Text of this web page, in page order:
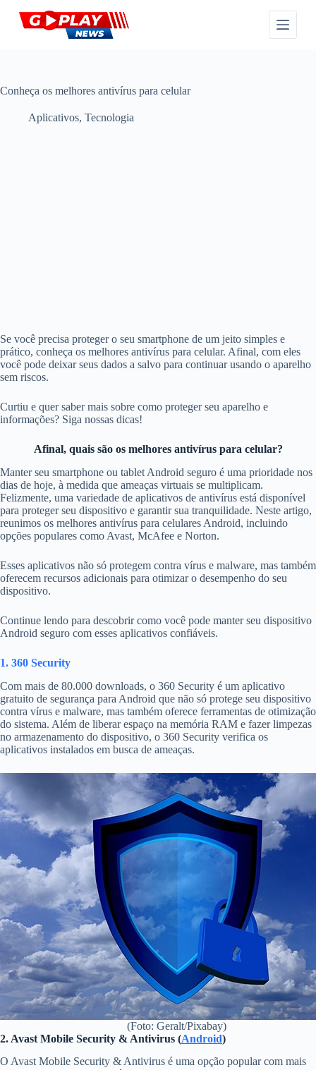
P
a
Conheça os melhores antivírus para celular
Aplicativos, Tecnologia
Se você precisa proteger o seu smartphone de um jeito simples e
prático, conheça os melhores antivírus para celular. Afinal, com eles
você pode deixar seus dados a salvo para continuar usando o aparelho
sem riscos.
Curtiu e quer saber mais sobre como proteger seu aparelho e
informações? Siga nossas dicas!
Afinal, quais são os melhores antivírus para celular?
Manter seu smartphone ou tablet Android seguro é uma prioridade nos
dias de hoje, à medida que ameaças virtuais se multiplicam.
Felizmente, uma variedade de aplicativos de antivírus está disponível
para proteger seu dispositivo e garantir sua tranquilidade. Neste artigo,
reunimos os melhores antivírus para celulares Android, incluindo
opções populares como Avast, McAfee e Norton.
Esses aplicativos não só protegem contra vírus e malware, mas também
oferecem recursos adicionais para otimizar o desempenho do seu
dispositivo.
Continue lendo para descobrir como você pode manter seu dispositivo
Android seguro com esses aplicativos confiáveis.
1. 360 Security
Com mais de 80.000 downloads, o 360 Security é um aplicativo
gratuito de segurança para Android que não só protege seu dispositivo
contra vírus e malware, mas também oferece ferramentas de otimização
do sistema. Além de liberar espaço na memória RAM e fazer limpezas
no armazenamento do dispositivo, o 360 Security verifica os
aplicativos instalados em busca de ameaças.
(Foto: Geralt/Pixabay)
2. Avast Mobile Security & Antivirus (Android)
O Avast Mobile Security & Antivirus é uma opção popular com mais